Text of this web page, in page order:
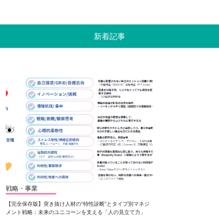
新着記事
戦略・事業
【完全保存版】突き抜け人材の“特性診断”とタイプ別マネジ
メント戦略：未来のユニコーンを支える「人の見立て力」